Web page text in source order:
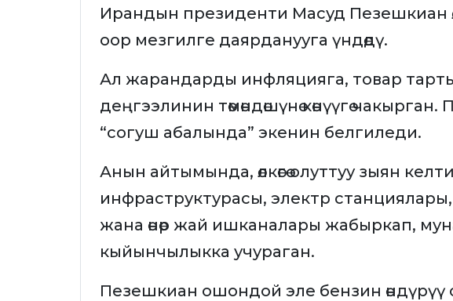
Ирандын президенти Масуд Пезешкиан
оор мезгилге даярданууга үндөдү.
Ал жарандарды инфляцияга, товар
деңгээлинин төмөндөшүнө көнүүгө
“согуш абалында” экенин белгиледи.
Анын айтымында, өлкөгө олуттуу зыян
инфраструктурасы, электр
жана өнөр жай ишканалары жабыркап,
кыйынчылыкка учураган.
Пезешкиан ошондой эле бензин өндүрүү